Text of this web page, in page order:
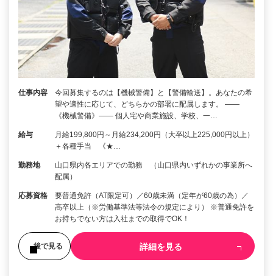
仕事内容
今回募集するのは【機械警備】と【警備輸送】。あなたの希
望や適性に応じて、どちらかの部署に配属します。 ――
《機械警備》―― 個人宅や商業施設、学校、一…
給与
月給199,800円～月給234,200円（大卒以上225,000円以上）
＋各種手当 《★…
勤務地
山口県内各エリアでの勤務 （山口県内いずれかの事業所へ
配属）
応募資格
要普通免許（AT限定可）／60歳未満（定年が60歳の為）／
高卒以上（※労働基準法等法令の規定により） ※普通免許を
お持ちでない方は入社までの取得でOK！
後で見る 詳細を見る